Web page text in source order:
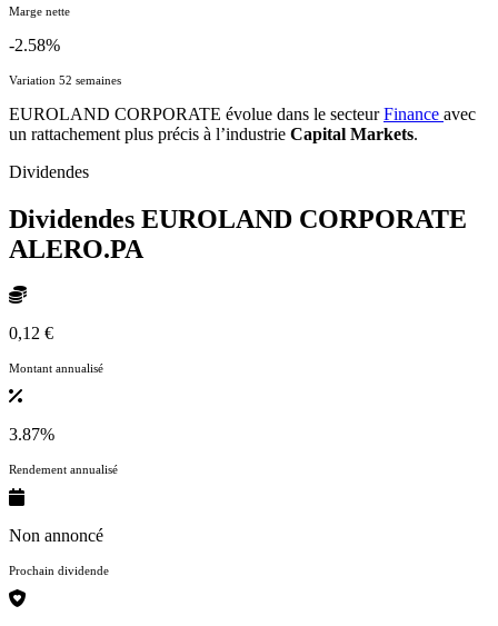
Marge nette
-2.58%
Variation 52 semaines
EUROLAND CORPORATE évolue dans le secteurFinance avec
un rattachement plus précis à l’industrie Capital Markets.
Dividendes
Dividendes EUROLAND CORPORATE
ALERO.PA
0,12 €
Montant annualisé
3.87%
Rendement annualisé
Non annoncé
Prochain dividende